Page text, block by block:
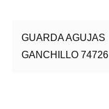
GUARDA AGUJAS
GANCHILLO 74726